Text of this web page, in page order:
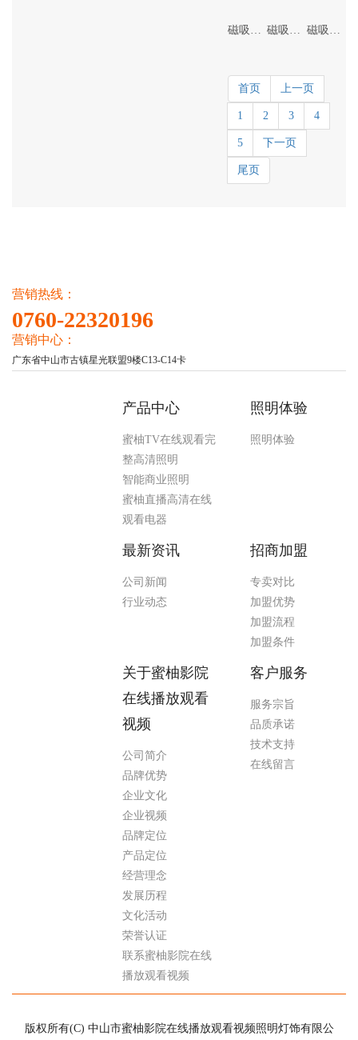
磁吸轨道灯 磁吸折叠灯 磁吸泛光灯
首页 上一页
1 2 3 4
5 下一页
尾页
营销热线：
0760-22320196
营销中心：
广东省中山市古镇星光联盟9楼C13-C14卡
产品中心
蜜柚TV在线观看完
整高清照明
智能商业照明
蜜柚直播高清在线
观看电器
照明体验
照明体验
最新资讯
公司新闻
行业动态
招商加盟
专卖对比
加盟优势
加盟流程
加盟条件
关于蜜柚影院
在线播放观看
视频
公司简介
品牌优势
企业文化
企业视频
品牌定位
产品定位
经营理念
发展历程
文化活动
荣誉认证
联系蜜柚影院在线
播放观看视频
客户服务
服务宗旨
品质承诺
技术支持
在线留言
版权所有(C) 中山市蜜柚影院在线播放观看视频照明灯饰有限公